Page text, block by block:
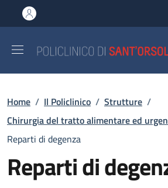
al contenuto principale
to footer content
Briciole di pane
Home / Il Policlinico / Strutture /
Chirurgia del tratto alimentare ed
Reparti di degenza
Reparti di